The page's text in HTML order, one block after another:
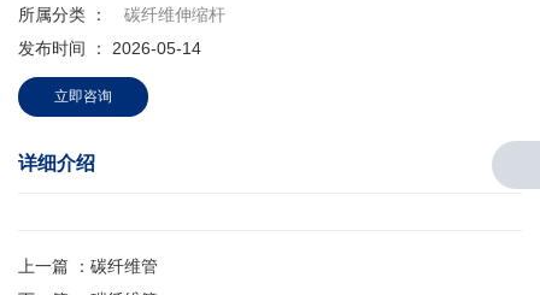
所属分类 ：
碳纤维伸缩杆
发布时间 ： 2026-05-14
立即咨询
详细介绍
上一篇 ： 碳纤维管